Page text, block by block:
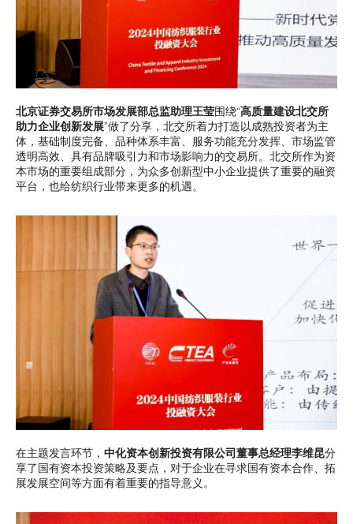
北京证券交易所市场发展部总监助理王莹围绕“高质量建设北交所
助力企业创新发展”做了分享，北交所着力打造以成熟投资者为主
体，基础制度完备、品种体系丰富、服务功能充分发挥、市场监管
透明高效、具有品牌吸引力和市场影响力的交易所。北交所作为资
本市场的重要组成部分，为众多创新型中小企业提供了重要的融资
平台，也给纺织行业带来更多的机遇。
在主题发言环节， 中化资本创新投资有限公司董事总经理李维昆分
享了国有资本投资策略及要点，对于企业在寻求国有资本合作、拓
展发展空间等方面有着重要的指导意义。